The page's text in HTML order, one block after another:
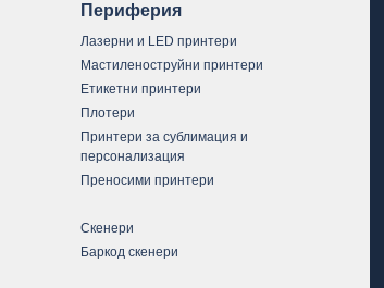
Периферия
Лазерни и LED принтери
Мастиленоструйни принтери
Етикетни принтери
Плотери
Принтери за сублимация и
персонализация
Преносими принтери
Скенери
Баркод скенери